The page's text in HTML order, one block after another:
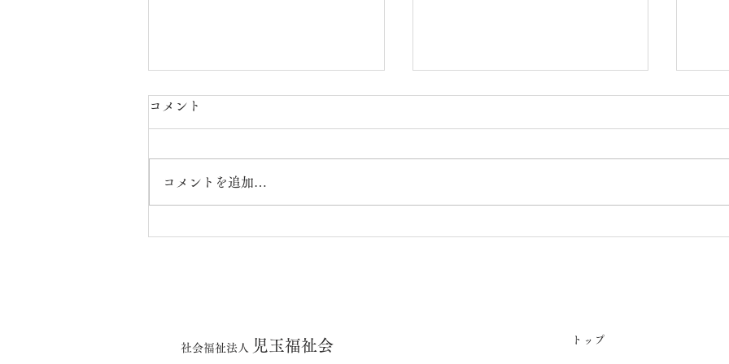
7月の出来事（楓・橘ユニッ
うち
コメント
コメントを追加…
社会福祉法人 児玉福祉会 トップ